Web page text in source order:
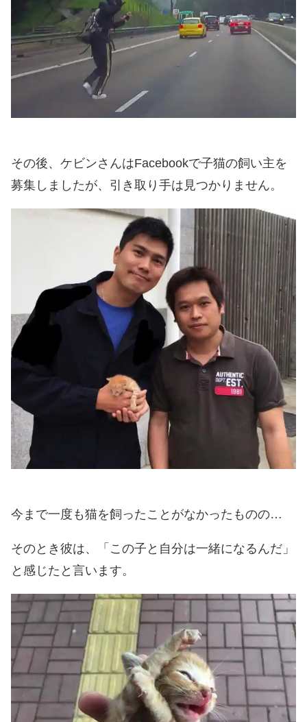
その後、ケビンさんはFacebookで子猫の飼い主を
募集しましたが、引き取り手は見つかりません。
今まで一度も猫を飼ったことがなかったものの…
そのとき彼は、「この子と自分は一緒になるんだ」
と感じたと言います。